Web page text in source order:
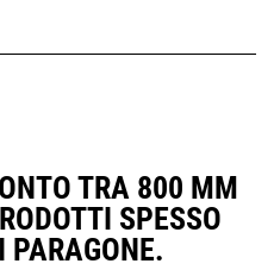
TRA 800 MM
SPESSO
PARAGONE.